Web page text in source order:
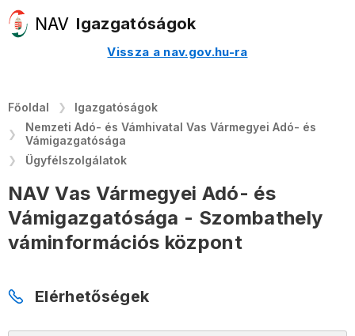
Igazgatóságok
Vissza a nav.gov.hu-ra
Főoldal
Igazgatóságok
Nemzeti Adó- és Vámhivatal Vas Vármegyei Adó- és
Vámigazgatósága
Ügyfélszolgálatok
NAV Vas Vármegyei Adó- és
Vámigazgatósága - Szombathely
váminformációs központ
Elérhetőségek